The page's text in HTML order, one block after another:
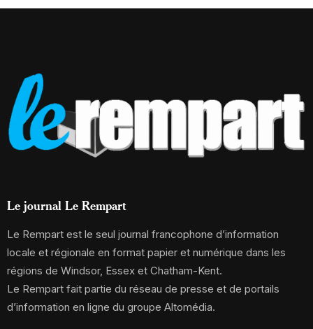
Le journal Le Rempart
Le Rempart est le seul journal francophone d’information
locale et régionale en format papier et numérique dans les
régions de Windsor, Essex et Chatham-Kent.
Le Rempart fait partie du réseau de presse et de portails
d’information en ligne du groupe Altomédia.